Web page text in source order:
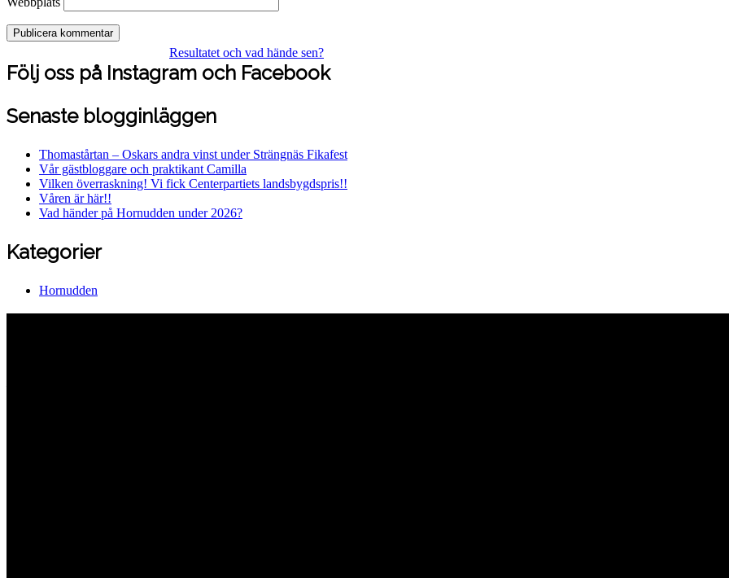
Resultatet och vad hände sen?
Följ oss på Instagram och Facebook
Senaste blogginläggen
Thomastårtan – Oskars andra vinst under Strängnäs Fikafest
Vår gästbloggare och praktikant Camilla
Vilken överraskning! Vi fick Centerpartiets landsbygdspris!!
Våren är här!!
Vad händer på Hornudden under 2026?
Kategorier
Hornudden